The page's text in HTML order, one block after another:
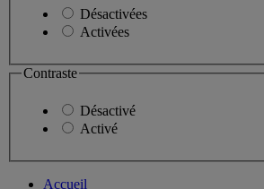
Désactivées
Activées
Contraste
Désactivé
Activé
Accueil